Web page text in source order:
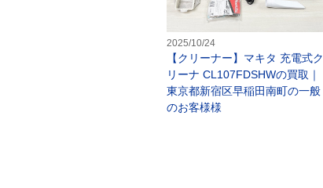
2025/10/24
【クリーナー】マキタ 充電式ク
リーナ CL107FDSHWの買取｜
東京都新宿区早稲田南町の一般
のお客様様